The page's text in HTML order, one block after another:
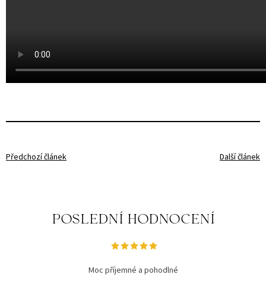
Předchozí článek Další článek
POSLEDNÍ HODNOCENÍ
Moc příjemné a pohodlné